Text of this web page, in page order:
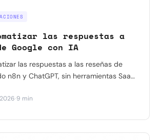
las respuestas a
Google con IA
las respuestas a las reseñas de
n8n y ChatGPT, sin herramientas SaaS
en IA.
·9 min